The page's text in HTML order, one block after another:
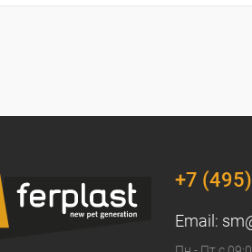
+7
Email: